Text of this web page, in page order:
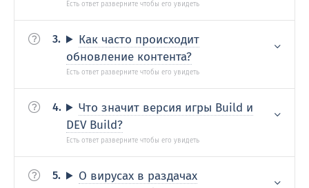
Как часто происходит
обновление контента?
Что значит версия игры Build и
DEV Build?
О вирусах в раздачах